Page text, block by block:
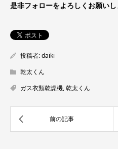
是非フォローをよろしくお願い
投稿者:daiki
乾太くん
ガス衣類乾燥機,乾太くん